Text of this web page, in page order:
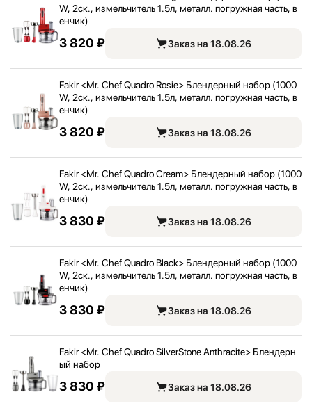
W, 2ск., измельчитель 1.5л, металл. погружная часть, в
енчик)
3 820 ₽ Заказ на 18.08.26
Fakir <Mr. Chef Quadro Rosie> Блендерный набор (1000
W, 2ск., измельчитель 1.5л, металл. погружная часть, в
енчик)
3 820 ₽ Заказ на 18.08.26
Fakir <Mr. Chef Quadro Cream> Блендерный набор (1000
W, 2ск., измельчитель 1.5л, металл. погружная часть, в
енчик)
3 830 ₽ Заказ на 18.08.26
Fakir <Mr. Chef Quadro Black> Блендерный набор (1000
W, 2ск., измельчитель 1.5л, металл. погружная часть, в
енчик)
3 830 ₽ Заказ на 18.08.26
Fakir <Mr. Chef Quadro SilverStone Anthracite> Блендерн
ый набор
3 830 ₽ Заказ на 18.08.26